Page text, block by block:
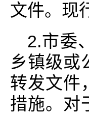
文件。现
2.市委
乡镇级或
转发文件
措施。对